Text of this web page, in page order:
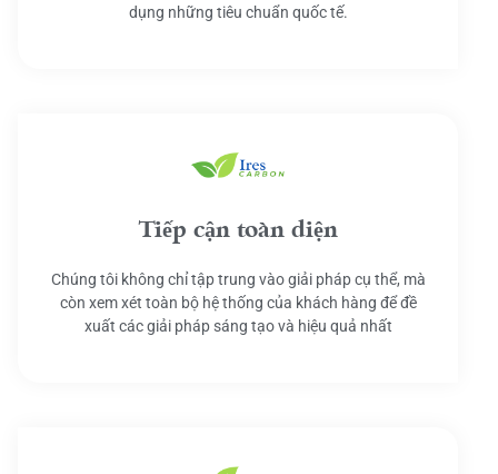
dụng những tiêu chuẩn quốc tế.
Tiếp cận toàn diện
Chúng tôi không chỉ tập trung vào giải pháp cụ thể, mà
còn xem xét toàn bộ hệ thống của khách hàng để đề
xuất các giải pháp sáng tạo và hiệu quả nhất